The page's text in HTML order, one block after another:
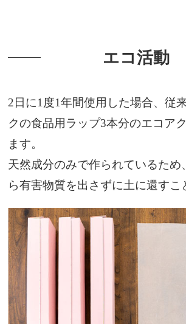
エコ活動
2日に1度1年間使用した場合、従
クの食品用ラップ3本分のエコア
ます。
天然成分のみで作られているため
ら有害物質を出さずに土に還すこ